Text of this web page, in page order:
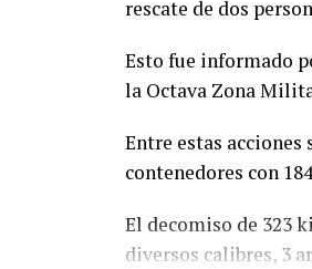
rescate de dos
Esto fue informado
la Octava Zona
Entre estas
contenedores con
El decomiso de 323
diversos calibres, 3